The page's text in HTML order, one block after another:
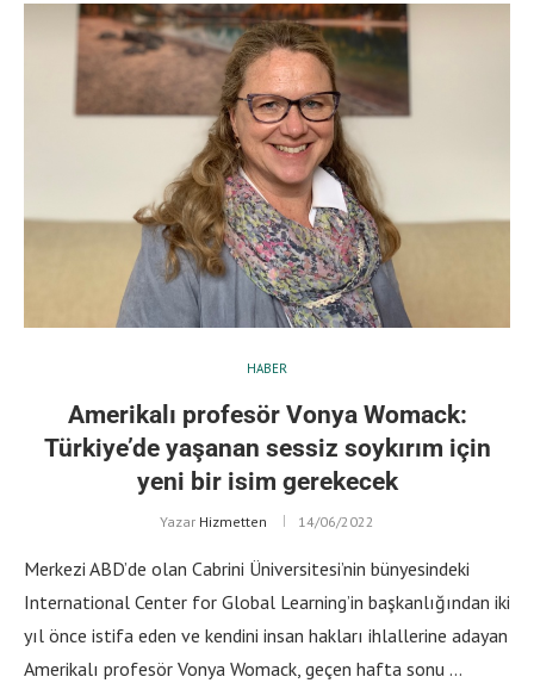
HABER
Amerikalı profesör Vonya Womack:
Türkiye’de yaşanan sessiz soykırım için
yeni bir isim gerekecek
Yazar Hizmetten 14/06/2022
Merkezi ABD’de olan Cabrini Üniversitesi’nin bünyesindeki
International Center for Global Learning’in başkanlığından iki
yıl önce istifa eden ve kendini insan hakları ihlallerine adayan
Amerikalı profesör Vonya Womack, geçen hafta sonu …